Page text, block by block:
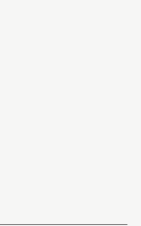
ry
TELA ryTELA ry